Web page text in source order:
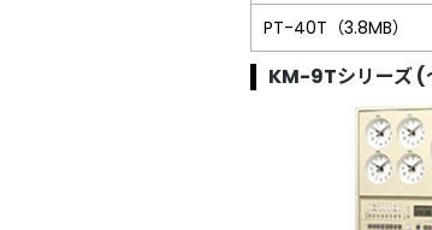
PT-40T（3.8MB）
KM-9Tシリーズ